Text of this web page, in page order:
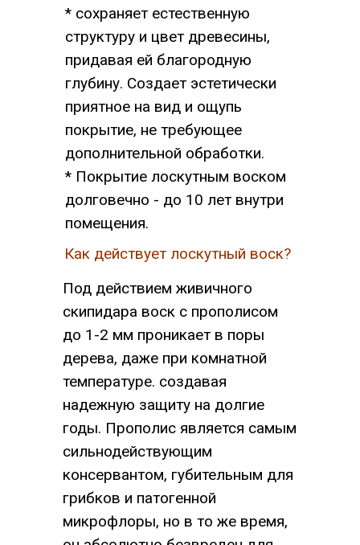
* сохраняет естественную
структуру и цвет древесины,
придавая ей благородную
глубину. Создает эстетически
приятное на вид и ощупь
покрытие, не требующее
дополнительной обработки.
* Покрытие лоскутным воском
долговечно - до 10 лет внутри
помещения.
Как действует лоскутный воск?
Под действием живичного
скипидара воск с прополисом
до 1-2 мм проникает в поры
дерева, даже при комнатной
температуре. создавая
надежную защиту на долгие
годы. Прополис является самым
сильнодействующим
консервантом, губительным для
грибков и патогенной
микрофлоры, но в то же время,